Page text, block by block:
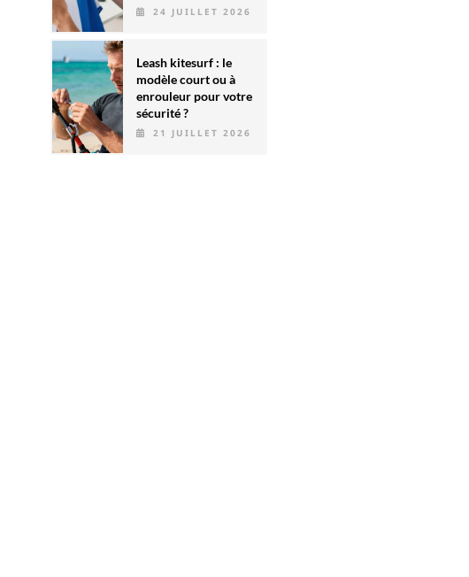
24 JUILLET 2026
Leash kitesurf : le
modèle court ou à
enrouleur pour votre
sécurité ?
21 JUILLET 2026